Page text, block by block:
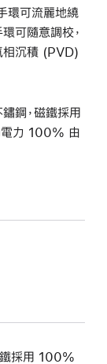
環可流麗地繞
可隨意調校，
相沉積 (PVD)
鋼，磁鐵採用
電力 100% 由
採用 100%